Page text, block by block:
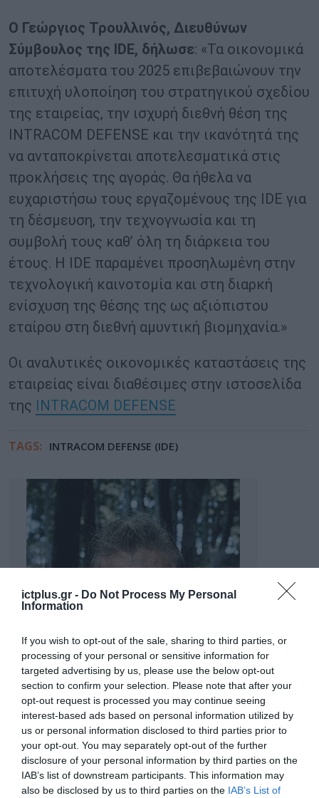
ictplus.gr - Do Not Process My Personal
Information
If you wish to opt-out of the sale, sharing to third parties, or
processing of your personal or sensitive information for
targeted advertising by us, please use the below opt-out
section to confirm your selection. Please note that after your
opt-out request is processed you may continue seeing
interest-based ads based on personal information utilized by
us or personal information disclosed to third parties prior to
your opt-out. You may separately opt-out of the further
disclosure of your personal information by third parties on the
IAB’s list of downstream participants. This information may
also be disclosed by us to third parties on the IAB’s List of
Ο Γεώργιος Τρουλλινός, Διευθύνων
Σύμβουλος της IDE, δήλωσε: «Τα οικονομικά
αποτελέσματα του 2025 επιβεβαιώνουν την
επιτυχή υλοποίηση του στρατηγικού σχεδίου
της εταιρείας, την ισχυρή διεθνή θέση της
INTRACOM DEFENSE και την ικανότητά της
να ανταποκρίνεται αποτελεσματικά στις
προκλήσεις της αγοράς. Θα ήθελα να
ευχαριστήσω τους εργαζομένους της IDE για
τη δέσμευση, την τεχνογνωσία και τη
συμβολή τους καθ’ όλη τη διάρκεια του
έτους. Η IDE παραμένει προσηλωμένη στην
τεχνολογική καινοτομία και στη διαρκή
ενίσχυση της θέσης της ως αξιόπιστου
εταίρου στη διεθνή αμυντική βιομηχανία.»
Οι αναλυτικές οικονομικές καταστάσεις της
εταιρείας είναι διαθέσιμες στην ιστοσελίδα
της
INTRACOM DEFENSE
TAGS: INTRACOM DEFENSE (IDE)